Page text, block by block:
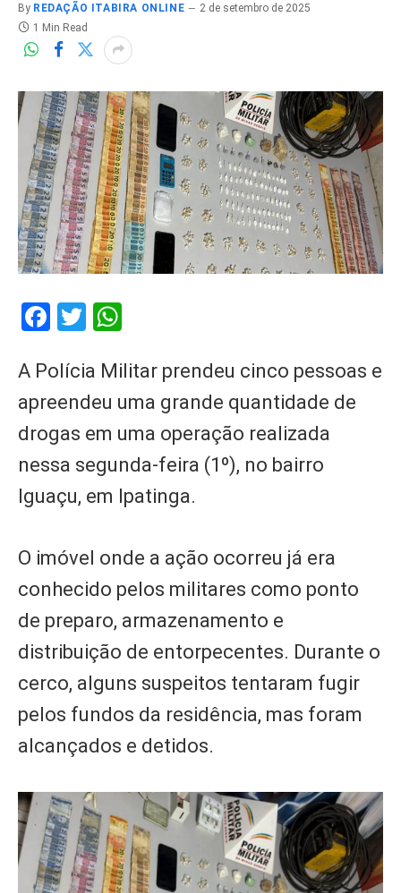
By REDAÇÃO ITABIRA ONLINE
2 de setembro de 2025
1 Min Read
Facebook
Twitter
A Polícia Militar prendeu cinco pessoas e
apreendeu uma grande quantidade de
drogas em uma operação realizada
nessa segunda-feira (1º), no bairro
Iguaçu, em Ipatinga.
O imóvel onde a ação ocorreu já era
conhecido pelos militares como ponto
de preparo, armazenamento e
distribuição de entorpecentes. Durante o
cerco, alguns suspeitos tentaram fugir
pelos fundos da residência, mas foram
alcançados e detidos.